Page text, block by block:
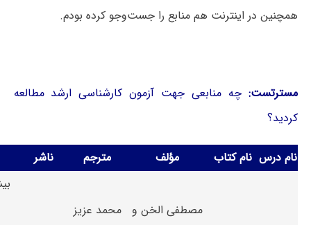
همچنین در اینترنت هم منابع را جست‌وجو کرده بودم.
مسترتست: چه منابعی جهت آزمون کارشناسی ارشد مطالعه
کردید؟
نام درس نام کتاب مؤلف مترجم ناشر
مصطفی الخن و
محمد عزیز